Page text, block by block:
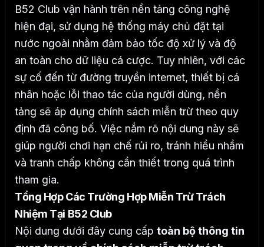
B52 Club vận hành trên nền tảng công nghệ
hiện đại, sử dụng hệ thống máy chủ đặt tại
nước ngoài nhằm đảm bảo tốc độ xử lý và độ
an toàn cho dữ liệu cá cược. Tuy nhiên, với các
sự cố đến từ đường truyền internet, thiết bị cá
nhân hoặc lỗi thao tác của người dùng, nền
tảng sẽ áp dụng chính sách miễn trừ theo quy
định đã công bố. Việc nắm rõ nội dung này sẽ
giúp người chơi hạn chế rủi ro, tránh hiểu nhầm
và tranh chấp không cần thiết trong quá trình
tham gia.
Tổng Hợp Các Trường Hợp Miễn Trừ Trách
Nhiệm Tại B52 Club
Nội dung dưới đây cung cấp toàn bộ thông tin